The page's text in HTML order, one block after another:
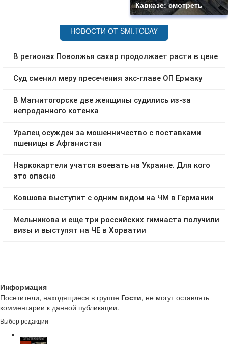
Кавказе: смотреть
Информация
Посетители, находящиеся в группе Гости, не могут оставлять
комментарии к данной публикации.
Выбор редакции